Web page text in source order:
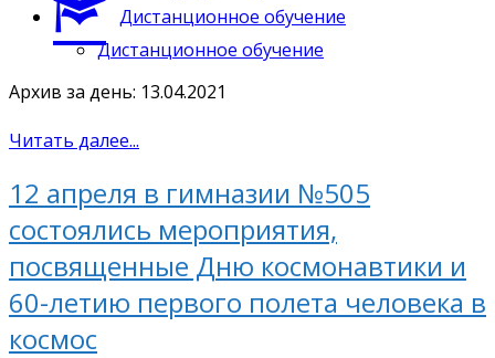
Дистанционное обучение
Дистанционное обучение
Архив за день: 13.04.2021
Читать далее...
12 апреля в гимназии №505
состоялись мероприятия,
посвященные Дню космонавтики и
60-летию первого полета человека в
космос